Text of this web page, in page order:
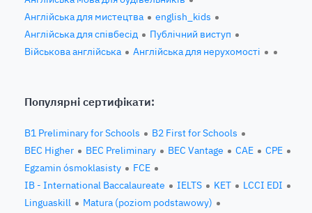
Англійська для мистецтва
english_kids
Англійська для співбесід
Публічний виступ
Військова англійська
Англійська для нерухомості
Популярні сертифікати:
B1 Preliminary for Schools
B2 First for Schools
BEC Higher
BEC Preliminary BEC Vantage CAE
CPE
Egzamin ósmoklasisty
FCE
IB - International Baccalaureate
IELTS KET
LCCI EDI
Linguaskill
Matura (poziom podstawowy)